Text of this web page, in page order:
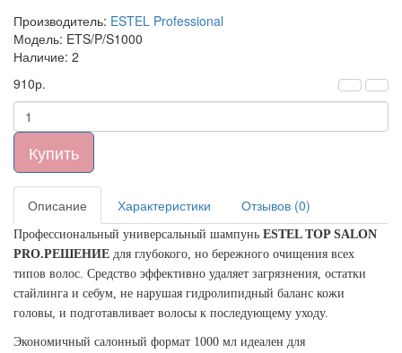
Производитель: ESTEL Professional
Модель: ETS/P/S1000
Наличие: 2
910р.
Купить
Описание Характеристики Отзывов (0)
Профессиональный универсальный шампунь ESTEL TOP SALON
PRO.РЕШЕНИЕ для глубокого, но бережного очищения всех
типов волос. Средство эффективно удаляет загрязнения, остатки
стайлинга и себум, не нарушая гидролипидный баланс кожи
головы, и подготавливает волосы к последующему уходу.
Экономичный салонный формат 1000 мл идеален для